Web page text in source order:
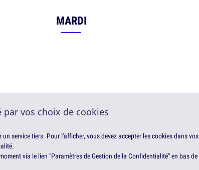
MARDI
par vos choix de cookies
service tiers. Pour l'afficher, vous devez accepter les cookies dans vos
via le lien "Paramètres de Gestion de la Confidentialité" en bas de